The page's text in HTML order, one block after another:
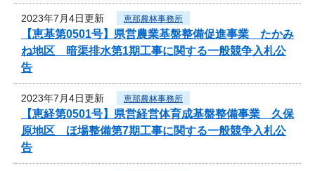
2023年7月4日更新 恵那農林事務所
【恵基第0501号】県営農業基盤整備促進事業 たかみ
ね地区 暗渠排水第1期工事に関する一般競争入札公
告
2023年7月4日更新 恵那農林事務所
【恵経第0501号】県営経営体育成基盤整備事業 久保
原地区 ほ場整備第7期工事に関する一般競争入札公
告